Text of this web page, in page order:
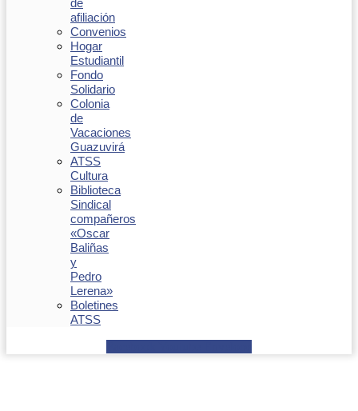
de
afiliación
Convenios
Hogar
Estudiantil
Fondo
Solidario
Colonia
de
Vacaciones
Guazuvirá
ATSS
Cultura
Biblioteca
Sindical
compañeros
«Oscar
Baliñas
y
Pedro
Lerena»
Boletines
ATSS